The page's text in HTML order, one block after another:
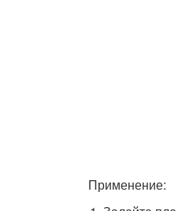
Применение: